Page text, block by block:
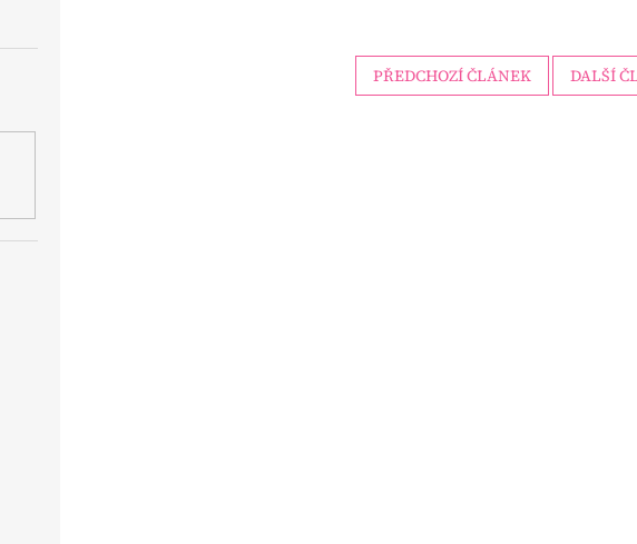
PŘEDCHOZÍ ČLÁNEK DALŠÍ